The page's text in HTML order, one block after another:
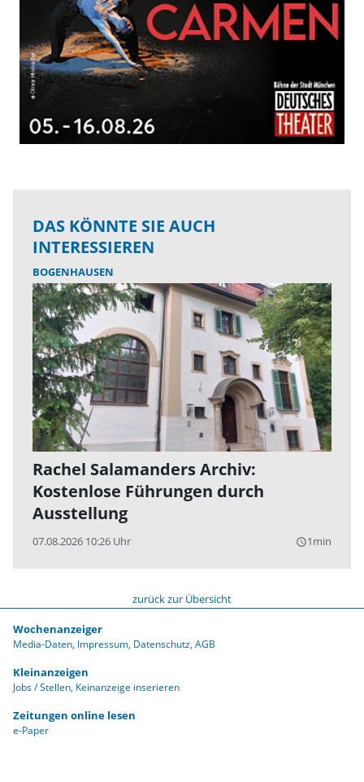
DAS KÖNNTE SIE AUCH
INTERESSIEREN
BOGENHAUSEN
Rachel Salamanders Archiv:
Kostenlose Führungen durch
Ausstellung
07.08.2026 10:26 Uhr query_builder1min
zurück zur Übersicht
Wochenanzeiger
Media-Daten Impressum Datenschutz AGB
Kleinanzeigen
Jobs / Stellen Keinanzeige inserieren
Zeitungen online lesen
e-Paper